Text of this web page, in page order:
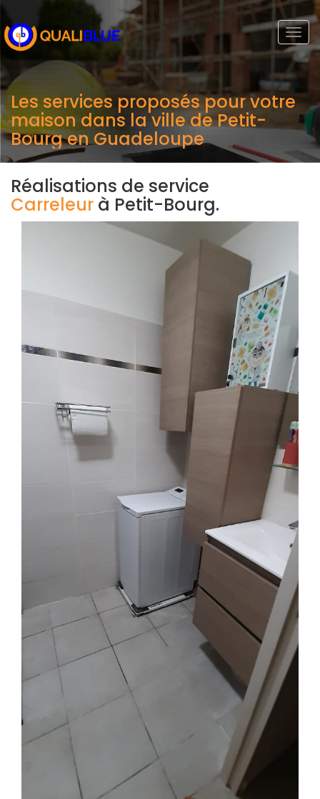
Les services proposés pour votre
maison dans la ville de Petit-
Bourg en Guadeloupe
Réalisations de service
Carreleur à Petit-Bourg.